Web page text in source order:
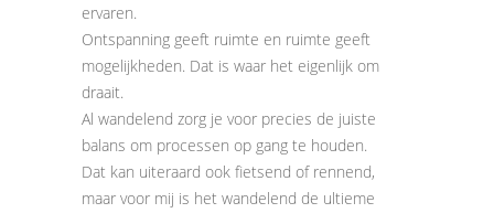
ervaren.
Ontspanning geeft ruimte en ruimte geeft
mogelijkheden. Dat is waar het eigenlijk om
draait.
Al wandelend zorg je voor precies de juiste
balans om processen op gang te houden.
Dat kan uiteraard ook fietsend of rennend,
maar voor mij is het wandelend de ultieme